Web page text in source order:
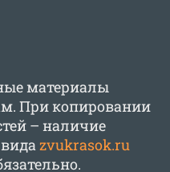
материалы
При копировании
– наличие
видаzvukrasok.ru